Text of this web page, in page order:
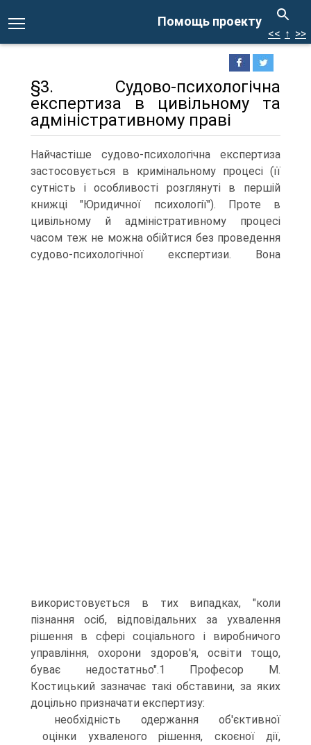
Помощь проекту
<< ↑ >>
§3. Судово-психологічна
експертиза в цивільному та
адміністративному праві
Найчастіше судово-психологічна експертиза
застосовується в кримінальному процесі (її
сутність і особливості розглянуті в першій
книжці "Юридичної психології"). Проте в
цивільному й адміністративному процесі
часом теж не можна обійтися без проведення
судово-психологічної експертизи. Вона
використовується в тих випадках, "коли
пізнання осіб, відповідальних за ухвалення
рішення в сфері соціального і виробничого
управління, охорони здоров'я, освіти тощо,
буває недостатньо".1 Професор М.
Костицький зазначає такі обставини, за яких
доцільно призначати експертизу:
необхідність одержання об'єктивної
оцінки ухваленого рішення, скоєної дії,